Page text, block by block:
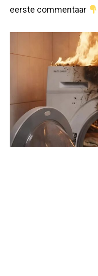
eerste commentaar